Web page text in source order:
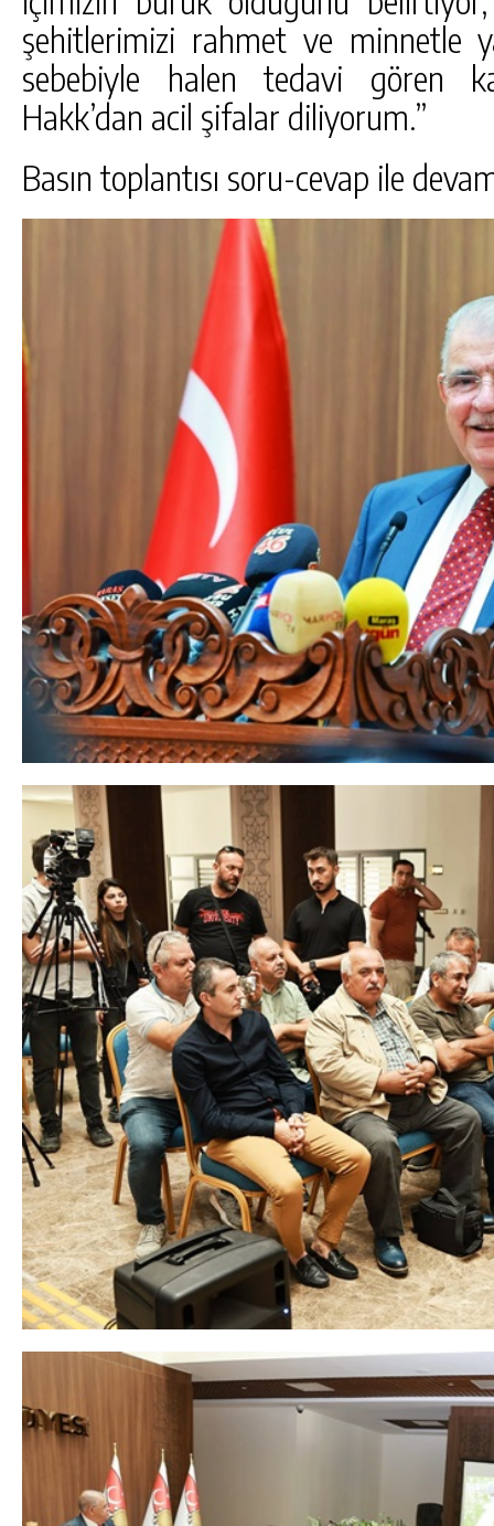
şehitlerimizi rahmet ve minnetle
sebebiyle halen tedavi gören
Hakk’dan acil şifalar diliyorum.”
Basın toplantısı soru-cevap ile